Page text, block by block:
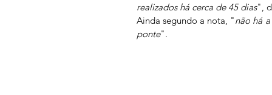
realizados há cerca de 45 dias",
Ainda segundo a nota, "não há
ponte".